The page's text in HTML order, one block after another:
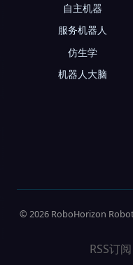
自主机器
服务机器人
仿生学
机器人大脑
© 2026 RoboHorizon
RSS订阅